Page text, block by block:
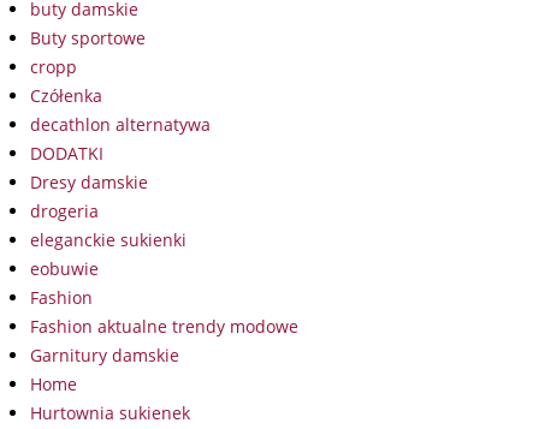
buty damskie
Buty sportowe
cropp
Czółenka
decathlon alternatywa
DODATKI
Dresy damskie
drogeria
eleganckie sukienki
eobuwie
Fashion
Fashion aktualne trendy modowe
Garnitury damskie
Home
Hurtownia sukienek